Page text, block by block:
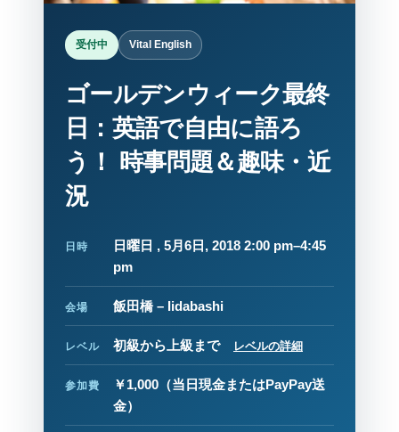
受付中 Vital English
ゴールデンウィーク最終
日：英語で自由に語ろ
う！ 時事問題＆趣味・近
況
日時
日曜日 , 5月6日, 2018 2:00 pm–4:45
pm
会場 飯田橋 – Iidabashi
レベル 初級から上級まで レベルの詳細
参加費 ￥1,000 （当日現金またはPayPay送
金）